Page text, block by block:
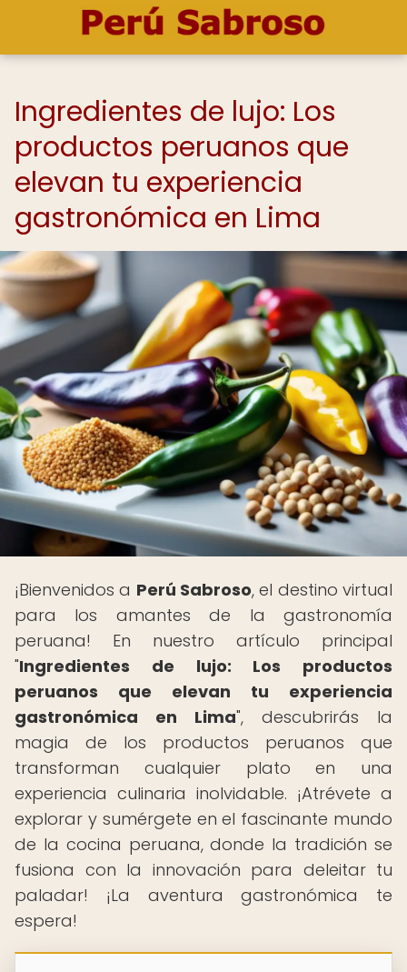
Ingredientes de lujo: Los
productos peruanos que
elevan tu experiencia
gastronómica en Lima
¡Bienvenidos a Perú Sabroso, el destino virtual
para los amantes de la gastronomía
peruana! En nuestro artículo principal
"Ingredientes de lujo: Los productos
peruanos que elevan tu experiencia
gastronómica en Lima", descubrirás la
magia de los productos peruanos que
transforman cualquier plato en una
experiencia culinaria inolvidable. ¡Atrévete a
explorar y sumérgete en el fascinante mundo
de la cocina peruana, donde la tradición se
fusiona con la innovación para deleitar tu
paladar! ¡La aventura gastronómica te
espera!